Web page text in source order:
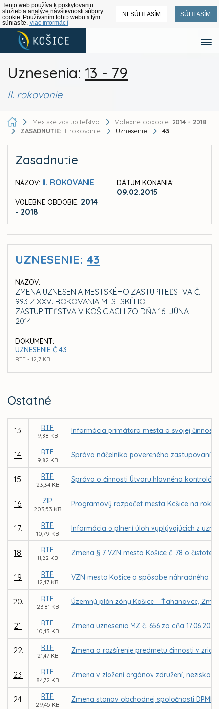
Tento web používa k poskytovaniu
služieb a analýze návštevnosti súbory
cookie. Používaním tohto webu s tým
súhlasíte. Viac informácií
NESÚHLASÍM SÚHLASÍM
Uznesenia: 13 - 79
II. rokovanie
Mestské zastupiteľstvo Volebné obdobie: 2014 - 2018
ZASADNUTIE: II. rokovanie Uznesenie 43
Zasadnutie
NÁZOV: II. ROKOVANIE
VOLEBNÉ OBDOBIE: 2014
- 2018
DÁTUM KONANIA:
09.02.2015
UZNESENIE: 43
NÁZOV:
ZMENA UZNESENIA MESTSKÉHO ZASTUPITEĽSTVA Č.
993 Z XXV. ROKOVANIA MESTSKÉHO
ZASTUPITEĽSTVA V KOŠICIACH ZO DŇA 16. JÚNA
2014
DOKUMENT:
UZNESENIE Č.43
RTF - 12,7 KB
Ostatné
13. RTF
9,88 KB
Informácia primátora mesta o svojej
14. RTF
9,82 KB
Správa náčelníka povereného zastupovaním
15. RTF
23,34 KB
Správa o činnosti Útvaru hlavného
16. ZIP
203,53 KB
Programový rozpočet mesta Košice na roky
17. RTF
10,79 KB
Informácia o plnení úloh vyplývajúcich z
18. RTF
11,22 KB
Zmena § 7 VZN mesta Košice č. 78 o
19. RTF
12,47 KB
VZN mesta Košice o spôsobe náhradného
20. RTF
23,81 KB
Územný plán zóny Košice – Ťahanovce,
21. RTF
10,43 KB
Zmena uznesenia MZ č. 656 zo dňa
22. RTF
21,47 KB
Zmena a rozšírenie predmetu činnosti v
23. RTF
84,72 KB
Zmena v zložení orgánov združení,
24. RTF
29,45 KB
Zmena stanov obchodnej spoločnosti